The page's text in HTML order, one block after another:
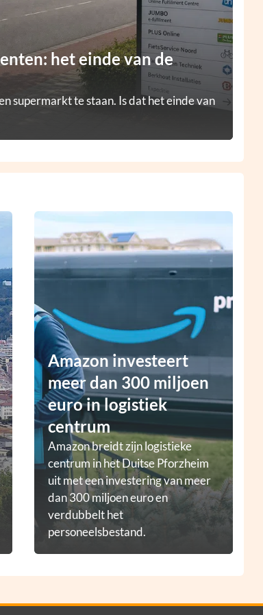
het einde van de
supermarkt te staan. Is dat het einde van
Amazon investeert
meer dan 300 miljoen
euro in logistiek
centrum
Amazon breidt zijn logistieke
centrum in het Duitse Pforzheim
uit met een investering van meer
dan 300 miljoen euro en
verdubbelt het
personeelsbestand.